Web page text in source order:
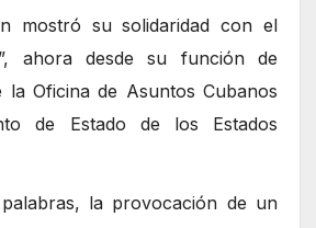
mostró su solidaridad con el
ahora desde su función de
la Oficina de Asuntos Cubanos
de Estado de los Estados
la provocación de un